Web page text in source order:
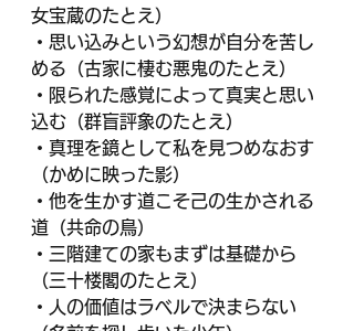
女宝蔵のたとえ）
・思い込みという幻想が自分を苦し
める（古家に棲む悪鬼のたとえ）
・限られた感覚によって真実と思い
込む（群盲評象のたとえ）
・真理を鏡として私を見つめなおす
（かめに映った影）
・他を生かす道こそ己の生かされる
道（共命の鳥）
・三階建ての家もまずは基礎から
（三十楼閣のたとえ）
・人の価値はラベルで決まらない